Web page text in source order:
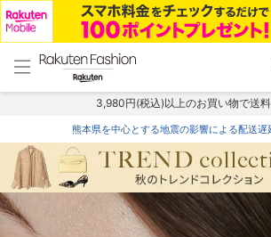
menu home
トップ
3,980円(税込)以上のお買い物で送料
熊本県を中心とする地震の影響による配送遅